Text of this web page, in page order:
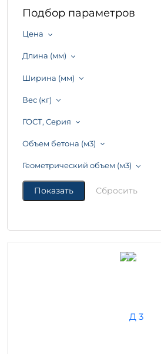
Подбор параметров
Цена
Длина (мм)
Ширина (мм)
Вес (кг)
ГОСТ, Серия
Объем бетона (м3)
Геометрический объем (м3)